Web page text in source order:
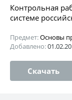
Контрольная
системе
Предмет:Основы
Добавлено:
Скачать